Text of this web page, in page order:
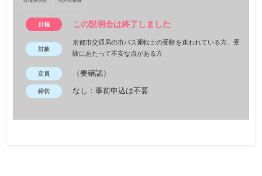
日程 この説明会は終了しました
対象
京都市交通局の市バス運転士の受験を迷われている方、受
験にあたって不安な点がある方
定員 （要確認）
締切 なし：事前申込は不要